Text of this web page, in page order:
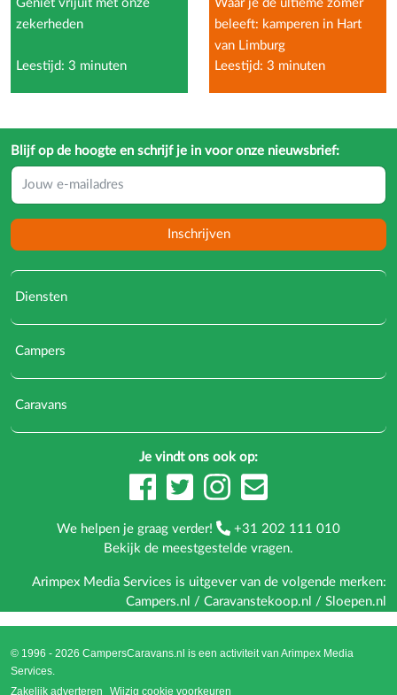
Geniet vrijuit met onze
zekerheden
Leestijd: 3 minuten
Waar je de ultieme zomer
beleeft: kamperen in Hart
van Limburg
Leestijd: 3 minuten
Blijf op de hoogte en schrijf je in voor onze nieuwsbrief:
Inschrijven
Diensten
Campers
Caravans
Je vindt ons ook op:
We helpen je graag verder!
+31 202 111 010
Bekijk de meestgestelde vragen.
Arimpex Media Services is uitgever van de volgende merken:
Campers.nl / Caravanstekoop.nl / Sloepen.nl
© 1996 - 2026 CampersCaravans.nl is een activiteit van Arimpex Media
Services.
Zakelijk adverteren
Wijzig cookie voorkeuren